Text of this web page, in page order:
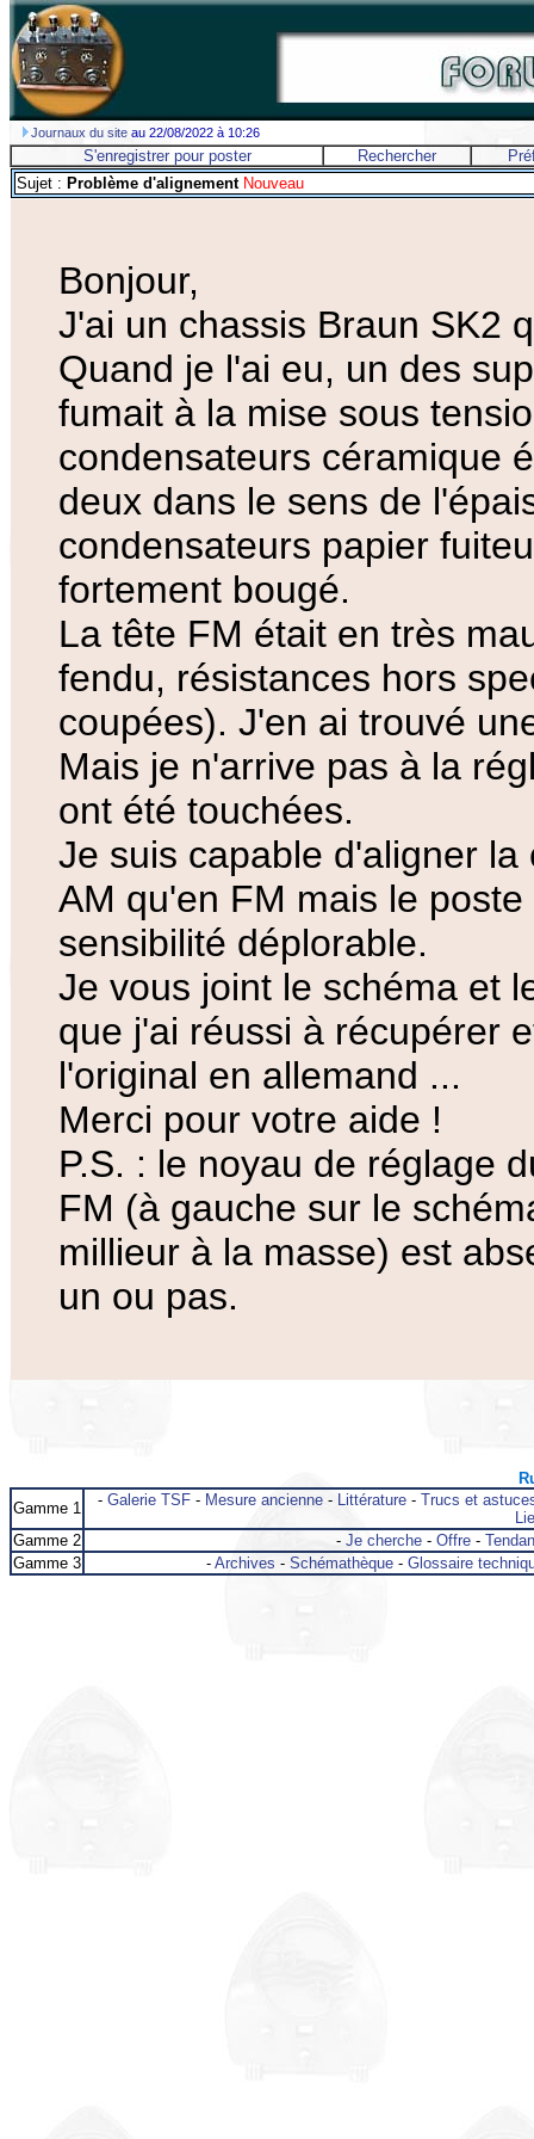
Journaux du site au 22/08/2022 à 10:26
S'enregistrer pour poster Rechercher
Sujet : Problème d'alignementNouveau
Bonjour,
J'ai un chassis Braun SK2
Quand je l'ai eu, un des
fumait à la mise sous
condensateurs céramique
deux dans le sens de
condensateurs papier
fortement bougé.
La tête FM était en très
fendu, résistances hors
coupées). J'en ai trouvé
Mais je n'arrive pas à la
ont été touchées.
Je suis capable d'aligner
AM qu'en FM mais le
sensibilité déplorable.
Je vous joint le schéma et
que j'ai réussi à récupérer
l'original en allemand ...
Merci pour votre aide !
P.S. : le noyau de réglage
FM (à gauche sur le
millieur à la masse) est
un ou pas.
Gamme 1
- Galerie TSF- Mesure ancienne- Littérature- Trucs et
Gamme 2
- Je cherche- Offre-
Gamme 3
- Archives - Schémathèque- Glossaire